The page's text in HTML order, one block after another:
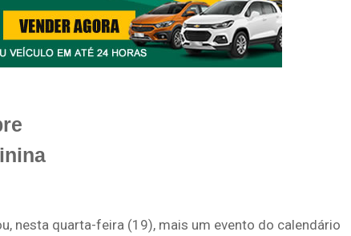
nesta quarta-feira (19), mais um evento do calendário